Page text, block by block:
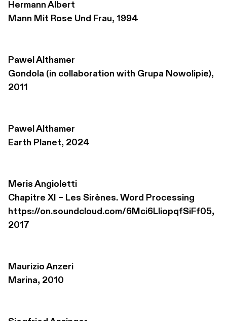
Hermann Albert
Mann Mit Rose Und Frau, 1994
Pawel Althamer
Gondola (in collaboration with Grupa Nowolipie),
2011
Pawel Althamer
Earth Planet, 2024
Meris Angioletti
Chapitre XI – Les Sirènes. Word Processing
https://on.soundcloud.com/6Mci6LliopqfSiFf05,
2017
Maurizio Anzeri
Marina, 2010